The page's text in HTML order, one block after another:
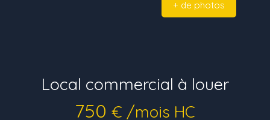
+ de photos
Local commercial à louer
750 € /mois HC